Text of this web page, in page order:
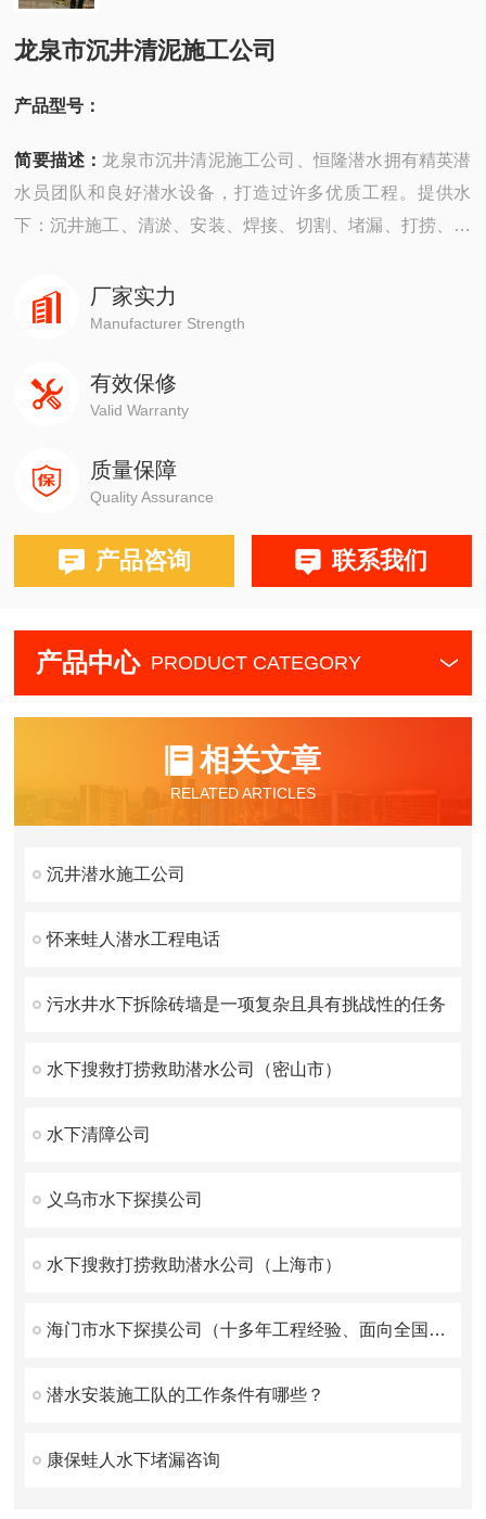
龙泉市沉井清泥施工公司
产品型号：
简要描述： 龙泉市沉井清泥施工公司、恒隆潜水拥有精英潜
水员团队和良好潜水设备，打造过许多优质工程。提供水
下：沉井施工、清淤、安装、焊接、切割、堵漏、打捞、拆
许多难度大的工程，有着严密的安全组织机构，*的质量保
证体系，严格的安全措施，并以高质量快速度、守信誉而深
厂家实力
Manufacturer Strength
有效保修
Valid Warranty
质量保障
Quality Assurance
产品咨询 联系我们
产品中心 PRODUCT CATEGORY
相关文章
RELATED ARTICLES
沉井潜水施工公司
怀来蛙人潜水工程电话
污水井水下拆除砖墙是一项复杂且具有挑战性的任务
水下搜救打捞救助潜水公司（密山市）
水下清障公司
义乌市水下探摸公司
水下搜救打捞救助潜水公司（上海市）
海门市水下探摸公司（十多年工程经验、面向全国施工）
潜水安装施工队的工作条件有哪些？
康保蛙人水下堵漏咨询